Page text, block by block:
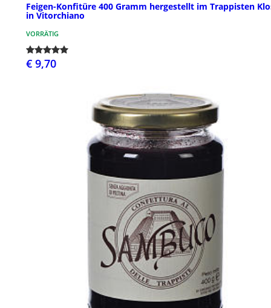
Feigen-Konfitüre 400 Gramm hergestellt im Trappisten
in Vitorchiano
VORRÄTIG
€ 9,70